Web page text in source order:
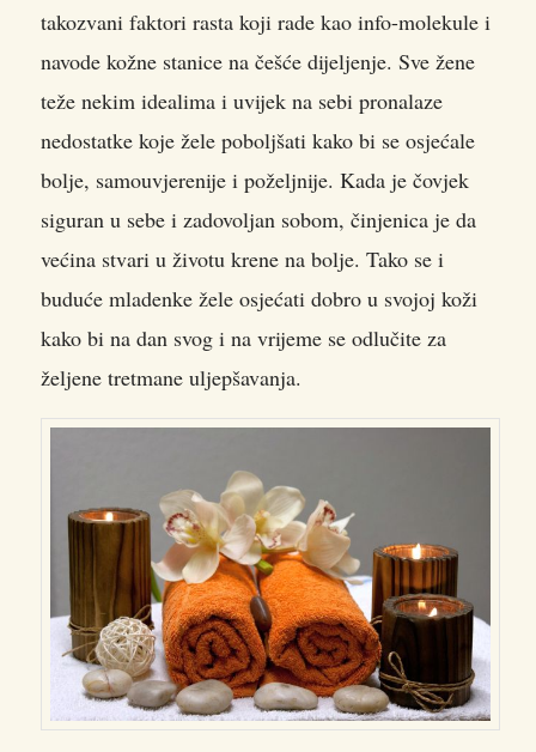
takozvani faktori rasta koji rade kao info-molekule i
navode kožne stanice na češće dijeljenje. Sve žene
teže nekim idealima i uvijek na sebi pronalaze
nedostatke koje žele poboljšati kako bi se osjećale
bolje, samouvjerenije i poželjnije. Kada je čovjek
siguran u sebe i zadovoljan sobom, činjenica je da
većina stvari u životu krene na bolje. Tako se i
buduće mladenke žele osjećati dobro u svojoj koži
kako bi na dan svog i na vrijeme se odlučite za
željene tretmane uljepšavanja.